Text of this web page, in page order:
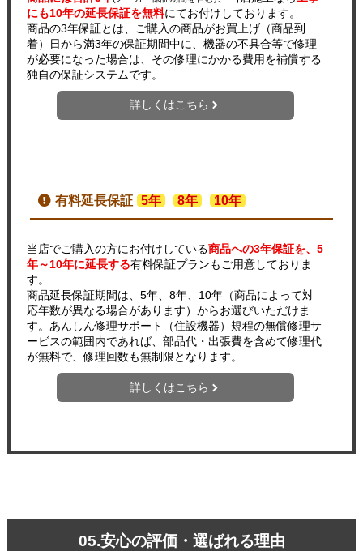
にも10年の延長保証を無料にてお付けしております。
商品の3年保証とは、ご購入の商品がお買上げ（商品到
着）日から満3年の保証期間中に、機器の不具合等で修理
が必要になった場合は、その修理にかかる費用を補償する
独自の保証システムです。
詳しくはこちら
有料延長保証 5年 8年 10年
当店でご購入の方にお付けしている商品への3年保証を、5
年～10年に延長する有料保証プランもご用意しておりま
す。
商品延長保証期間は、5年、8年、10年（商品によって対
応年数が異なる場合があります）からお選びいただけま
す。あんしん修理サポート（住設機器）規程の無償修理サ
ービスの範囲内であれば、部品代・出張費を含めて修理代
が無料で、修理回数も無制限となります。
詳しくはこちら
05.安心の評価・選ばれる理由